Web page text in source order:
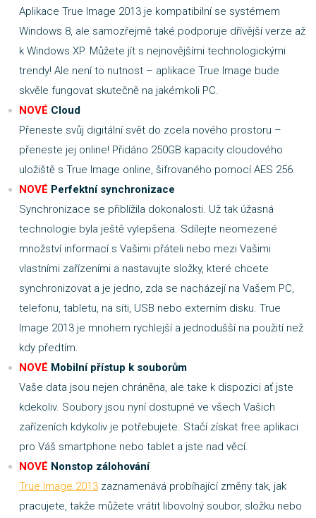
Aplikace True Image 2013 je kompatibilní se systémem
Windows 8, ale samozřejmě také podporuje dřívější verze až
k Windows XP. Můžete jít s nejnovějšími technologickými
trendy! Ale není to nutnost – aplikace True Image bude
skvěle fungovat skutečně na jakémkoli PC.
NOVÉ Cloud
Přeneste svůj digitální svět do zcela nového prostoru –
přeneste jej online! Přidáno 250GB kapacity cloudového
uložiště s True Image online, šifrovaného pomocí AES 256.
NOVÉ Perfektní synchronizace
Synchronizace se přiblížila dokonalosti. Už tak úžasná
technologie byla ještě vylepšena. Sdílejte neomezené
množství informací s Vašimi přáteli nebo mezi Vašimi
vlastními zařízeními a nastavujte složky, které chcete
synchronizovat a je jedno, zda se nacházejí na Vašem PC,
telefonu, tabletu, na síti, USB nebo externím disku. True
Image 2013 je mnohem rychlejší a jednodušší na použití než
kdy předtím.
NOVÉ Mobilní přístup k souborům
Vaše data jsou nejen chráněna, ale take k dispozici ať jste
kdekoliv. Soubory jsou nyní dostupné ve všech Vašich
zařízeních kdykoliv je potřebujete. Stačí získat free aplikaci
pro Váš smartphone nebo tablet a jste nad věcí.
NOVÉ Nonstop zálohování
True Image 2013 zaznamenává probíhající změny tak, jak
pracujete, takže můžete vrátit libovolný soubor, složku nebo